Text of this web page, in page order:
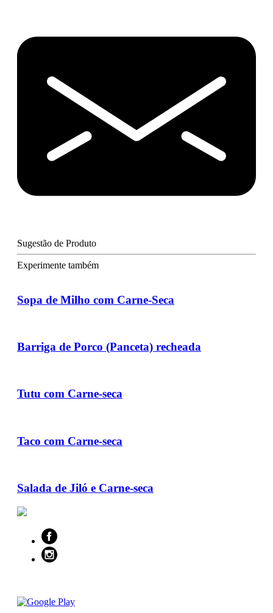
Sugestão de Produto
Experimente também
Sopa de Milho com Carne-Seca
Barriga de Porco (Panceta) recheada
Tutu com Carne-seca
Taco com Carne-seca
Salada de Jiló e Carne-seca